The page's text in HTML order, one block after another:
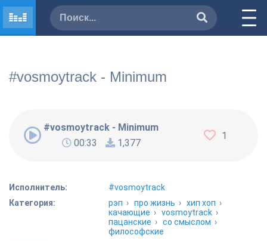
#vosmoytrack - Minimum
#vosmoytrack - Minimum
00:33
1,377
1
Исполнитель:
#vosmoytrack
Категория:
рэп ›про жизнь ›хип хоп ›
качающие ›vosmoytrack ›
пацанские ›со смыслом ›
философские